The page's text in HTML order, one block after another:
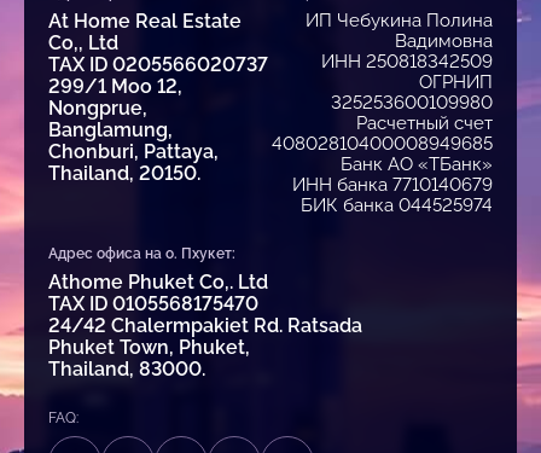
At Home Real Estate
Co,, Ltd
TAX ID 0205566020737
299/1 Moo 12,
Nongprue,
Banglamung,
Chonburi, Pattaya,
Thailand, 20150.
ИП Чебукина Полина
Вадимовна
ИНН 250818342509
ОГРНИП
325253600109980
Расчетный счет
40802810400008949685
Банк АО «ТБанк»
ИНН банка 7710140679
БИК банка 044525974
Адрес офиса на о. Пхукет:
Athome Phuket Co,. Ltd
TAX ID 0105568175470
24/42 Chalermpakiet Rd. Ratsada
Phuket Town, Phuket,
Thailand, 83000.
FAQ: